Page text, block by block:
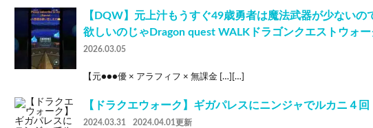
【DQW】元上汁もうすぐ49歳勇者は魔法武器が少ない
欲しいのじゃDragon quest WALKドラゴンクエストウォー
2026.03.05
【元●●●優 × アラフィフ × 無課金 […][…]
【ドラクエウォーク】ギガパレスにニンジャでルカニ４
2024.03.31 2024.04.01更新